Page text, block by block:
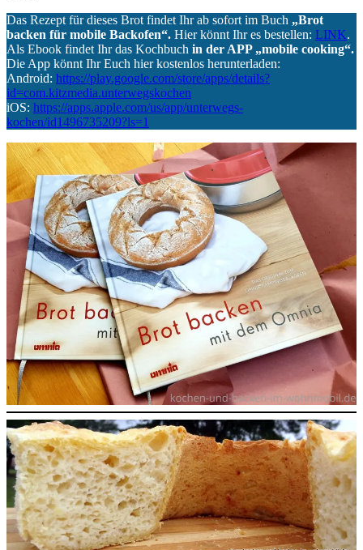
Das Rezept für dieses Brot findet Ihr ab sofort im Buch „Brot
backen für mobile Backofen“. Hier könnt Ihr es bestellen: LINK.
Als Ebook findet Ihr das Kochbuch in der APP „mobile cooking“.
Die App könnt Ihr Euch hier kostenlos herunterladen:
Android: https://play.google.com/store/apps/details?
id=com.kitzmedia.unterwegskochen
iOS: https://apps.apple.com/us/app/unterwegs-
kochen/id1496735209?ls=1